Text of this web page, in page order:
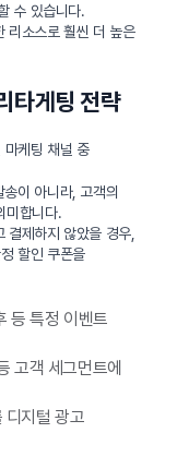
수 있습니다.
리소스로 훨씬 더 높은
타게팅 전략
케팅 채널 중
이 아니라, 고객의
미합니다.
결제하지 않았을 경우,
할인 쿠폰을
등 특정 이벤트
고객 세그먼트에
지털 광고